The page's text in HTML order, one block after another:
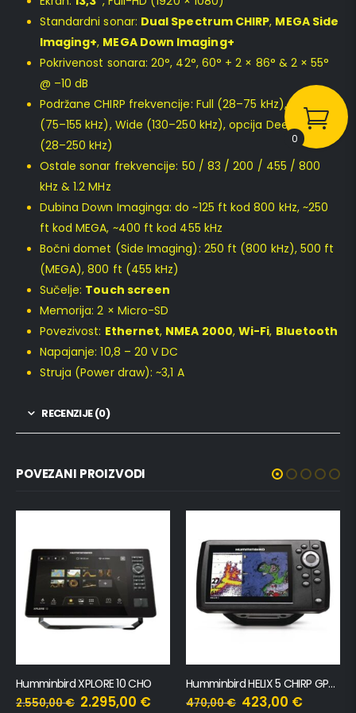
Standardni sonar: Dual Spectrum CHIRP, MEGA Side
Imaging+, MEGA Down Imaging+
Pokrivenost sonara: 20°, 42°, 60° + 2 × 86° & 2 × 55°
@ –10 dB
Podržane CHIRP frekvencije: Full (28–75 kHz), Narrow
(75–155 kHz), Wide (130–250 kHz), opcija Deepwater
(28–250 kHz)
Ostale sonar frekvencije: 50 / 83 / 200 / 455 / 800
kHz & 1.2 MHz
Dubina Down Imaginga: do ~125 ft kod 800 kHz, ~250
ft kod MEGA, ~400 ft kod 455 kHz
Bočni domet (Side Imaging): 250 ft (800 kHz), 500 ft
(MEGA), 800 ft (455 kHz)
Sučelje: Touch screen
Memorija: 2 × Micro-SD
Povezivost: Ethernet, NMEA 2000,Wi-Fi, Bluetooth
Napajanje: 10,8 – 20 V DC
Struja (Power draw): ~3,1 A
RECENZIJE (0)
POVEZANI PROIZVODI
Humminbird XPLORE 10 CHO
2.550,00€ 2.295,00 €
Humminbird HELIX 5 CHIRP GPS G3
470,00€ 423,00 €
0